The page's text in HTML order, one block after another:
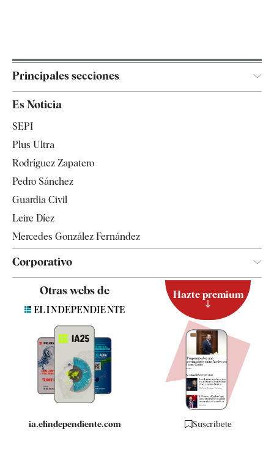
Principales secciones
España
Televisión
Es Noticia
SEPI
Plus Ultra
Rodríguez Zapatero
Pedro Sánchez
Guardia Civil
Leire Díez
Mercedes González Fernández
Corporativo
Contacto
Quiénes somos
Especificaciones
Otras webs de
ia.elindependiente.com
Hazte premium
Suscríbete